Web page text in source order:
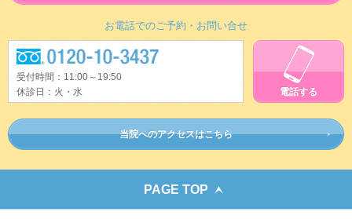
お電話でのご予約・お問い合せ
受付時間：11:00～19:50
休診日：火・水
電話する
当院へのアクセスはこちら
PAGE TOP